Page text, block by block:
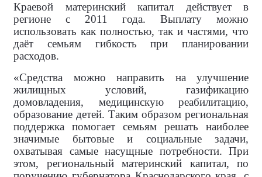
Краевой материнский капитал действует в
регионе с 2011 года. Выплату можно
использовать как полностью, так и частями, что
даёт семьям гибкость при планировании
расходов.
«Средства можно направить на улучшение
жилищных условий, газификацию
домовладения, медицинскую реабилитацию,
образование детей. Таким образом региональная
поддержка помогает семьям решать наиболее
значимые бытовые и социальные задачи,
охватывая самые насущные потребности. При
этом, региональный материнский капитал, по